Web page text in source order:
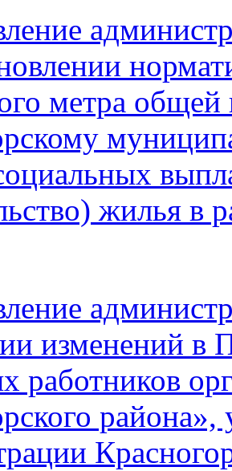
метра
жилья в
изменений в
работников